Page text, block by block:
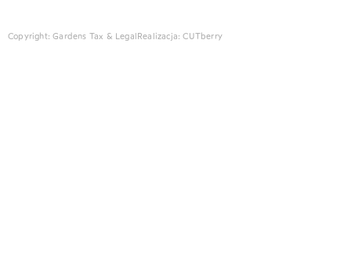
Copyright: Gardens Tax & LegalRealizacja:CUTberry